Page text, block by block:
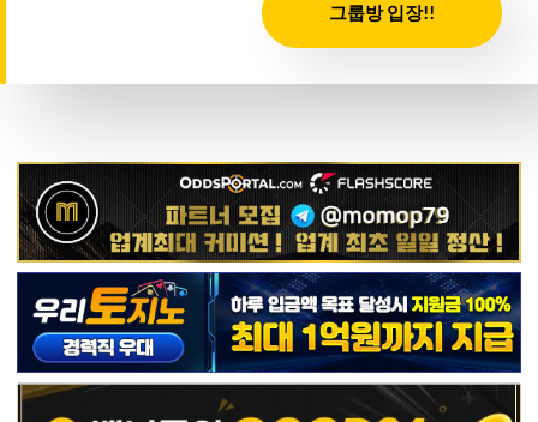
그룹방 입장!!